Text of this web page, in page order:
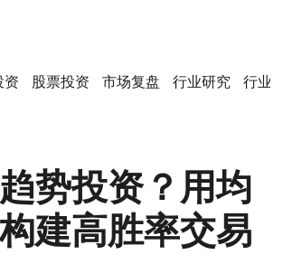
资 股票投资 市场复盘 行业研究 行业
势投资？用均
建高胜率交易